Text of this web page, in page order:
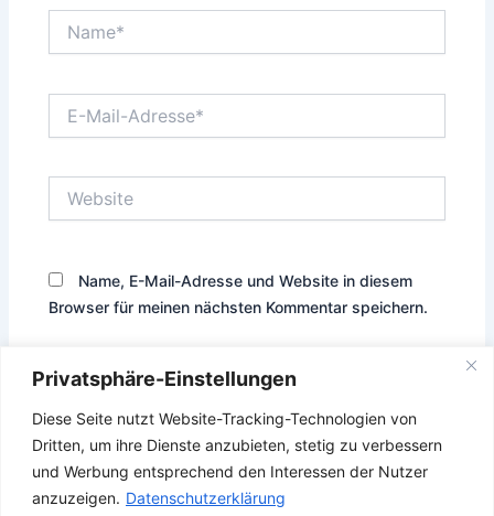
Privatsphäre-Einstellungen
Diese Seite nutzt Website-Tracking-Technologien von
Dritten, um ihre Dienste anzubieten, stetig zu verbessern
und Werbung entsprechend den Interessen der Nutzer
anzuzeigen. Datenschutzerklärung
Mail-
Name, E-Mail-Adresse und Website in diesem
Browser für meinen nächsten Kommentar speichern.
Diese Website verwendet Akismet, um Spam zu reduzieren.
Erfahre, wie deine Kommentardaten verarbeitet werden.